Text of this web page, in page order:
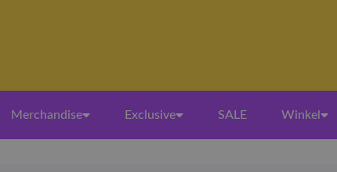
Merchandise Exclusive SALE Winkel